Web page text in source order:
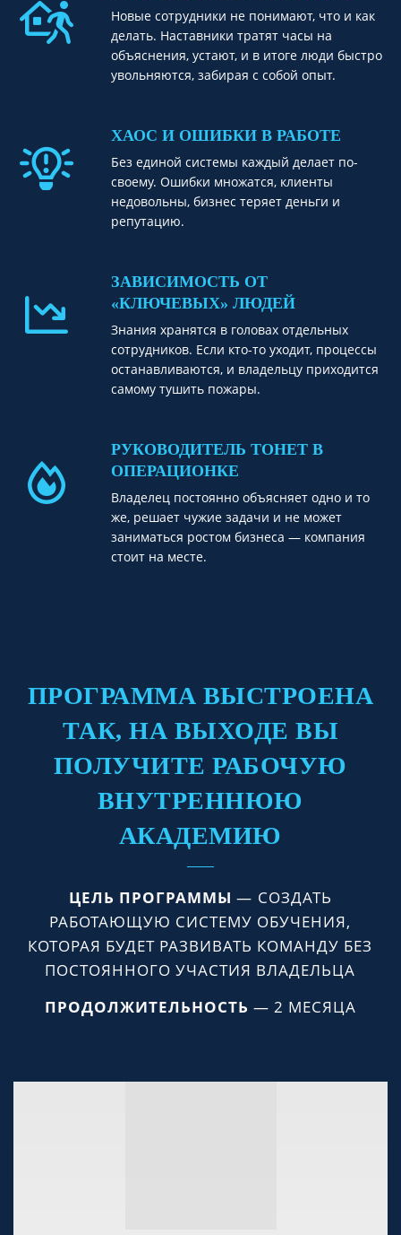
Новые сотрудники не понимают, что и как
делать. Наставники тратят часы на
объяснения, устают, и в итоге люди быстро
увольняются, забирая с собой опыт.
ХАОС И ОШИБКИ В РАБОТЕ
Без единой системы каждый делает по-
своему. Ошибки множатся, клиенты
недовольны, бизнес теряет деньги и
репутацию.
ЗАВИСИМОСТЬ ОТ
«КЛЮЧЕВЫХ» ЛЮДЕЙ
Знания хранятся в головах отдельных
сотрудников. Если кто-то уходит, процессы
останавливаются, и владельцу приходится
самому тушить пожары.
РУКОВОДИТЕЛЬ ТОНЕТ В
ОПЕРАЦИОНКЕ
Владелец постоянно объясняет одно и то
же, решает чужие задачи и не может
заниматься ростом бизнеса — компания
стоит на месте.
ПРОГРАММА ВЫСТРОЕНА
ТАК, НА ВЫХОДЕ ВЫ
ПОЛУЧИТЕ РАБОЧУЮ
ВНУТРЕННЮЮ
АКАДЕМИЮ
ЦЕЛЬ ПРОГРАММЫ— СОЗДАТЬ
РАБОТАЮЩУЮ СИСТЕМУ ОБУЧЕНИЯ,
КОТОРАЯ БУДЕТ РАЗВИВАТЬ КОМАНДУ БЕЗ
ПОСТОЯННОГО УЧАСТИЯ ВЛАДЕЛЬЦА
ПРОДОЛЖИТЕЛЬНОСТЬ — 2 МЕСЯЦА